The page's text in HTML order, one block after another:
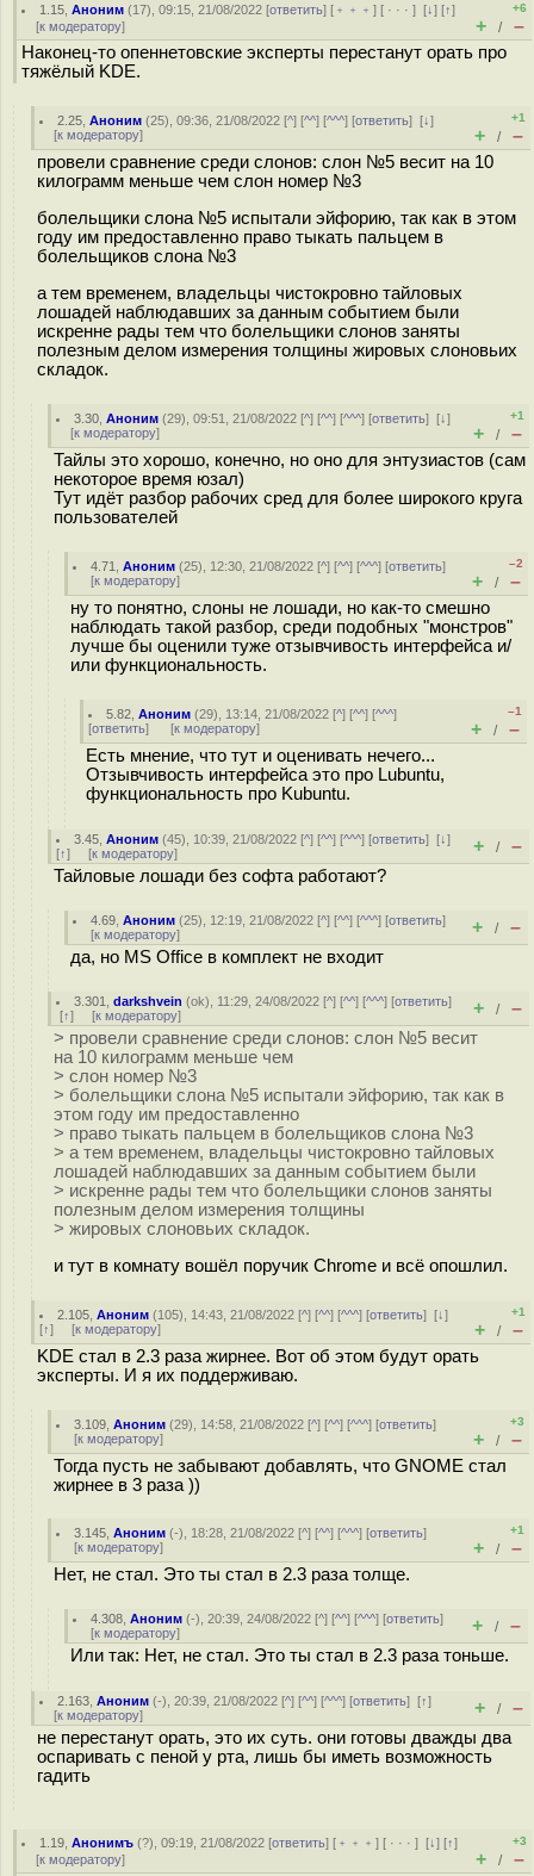
1.15 ,Аноним (17), 09:15, 21/08/2022 [ответить] [ ﹢﹢﹢] [ · · ·][↓] [↑]
[к модератору]
+6
+ / –
Наконец-то опеннетовские эксперты перестанут орать про
тяжёлый KDE.
2.25 ,Аноним (25), 09:36, 21/08/2022 [^] [^^] [^^^] [ответить][↓]
[к модератору]
+1
+ / –
провели сравнение среди слонов: слон №5 весит на 10
килограмм меньше чем слон номер №3
болельщики слона №5 испытали эйфорию, так как в этом
году им предоставленно право тыкать пальцем в
болельщиков слона №3
а тем временем, владельцы чистокровно тайловых
лошадей наблюдавших за данным событием были
искренне рады тем что болельщики слонов заняты
полезным делом измерения толщины жировых слоновьих
складок.
3.30 ,Аноним (29), 09:51, 21/08/2022 [^] [^^] [^^^] [ответить][↓]
[к модератору]
+1
+ / –
Тайлы это хорошо, конечно, но оно для энтузиастов (сам
некоторое время юзал)
Тут идёт разбор рабочих сред для более широкого круга
пользователей
4.71 ,Аноним (25), 12:30, 21/08/2022 [^] [^^] [^^^] [ответить]
[к модератору]
–2
+ / –
ну то понятно, слоны не лошади, но как-то смешно
наблюдать такой разбор, среди подобных "монстров"
лучше бы оценили туже отзывчивость интерфейса и/
или функциональность.
5.82 ,Аноним (29), 13:14, 21/08/2022 [^] [^^] [^^^]
[ответить] [к модератору]
–1
+ / –
Есть мнение, что тут и оценивать нечего...
Отзывчивость интерфейса это про Lubuntu,
функциональность про Kubuntu.
3.45 ,Аноним (45), 10:39, 21/08/2022 [^] [^^] [^^^] [ответить][↓]
[↑] [к модератору] + / –
Тайловые лошади без софта работают?
4.69 ,Аноним (25), 12:19, 21/08/2022 [^] [^^] [^^^] [ответить]
[к модератору] + / –
да, но MS Office в комплект не входит
3.301 ,darkshvein (ok), 11:29, 24/08/2022 [^] [^^] [^^^] [ответить]
[↑] [к модератору] + / –
> провели сравнение среди слонов: слон №5 весит
на 10 килограмм меньше чем
> слон номер №3
> болельщики слона №5 испытали эйфорию, так как в
этом году им предоставленно
> право тыкать пальцем в болельщиков слона №3
> а тем временем, владельцы чистокровно тайловых
лошадей наблюдавших за данным событием были
> искренне рады тем что болельщики слонов заняты
полезным делом измерения толщины
> жировых слоновьих складок.
и тут в комнату вошёл поручик Chrome и всё опошлил.
2.105 ,Аноним (105), 14:43, 21/08/2022 [^] [^^] [^^^] [ответить][↓]
[↑] [к модератору]
+1
+ / –
KDE стал в 2.3 раза жирнее. Вот об этом будут орать
эксперты. И я их поддерживаю.
3.109 ,Аноним (29), 14:58, 21/08/2022 [^] [^^] [^^^] [ответить]
[к модератору]
+3
+ / –
Тогда пусть не забывают добавлять, что GNOME стал
жирнее в 3 раза ))
3.145 ,Аноним (-), 18:28, 21/08/2022 [^] [^^] [^^^] [ответить]
[к модератору]
+1
+ / –
Нет, не стал. Это ты стал в 2.3 раза толще.
4.308 ,Аноним (-), 20:39, 24/08/2022 [^] [^^] [^^^] [ответить]
[к модератору] + / –
Или так: Нет, не стал. Это ты стал в 2.3 раза тоньше.
2.163 ,Аноним (-), 20:39, 21/08/2022 [^] [^^] [^^^] [ответить][↑]
[к модератору] + / –
не перестанут орать, это их суть. они готовы дважды два
оспаривать с пеной у рта, лишь бы иметь возможность
гадить
1.19 ,Анонимъ (?), 09:19, 21/08/2022 [ответить] [ ﹢﹢﹢] [ · · ·][↓] [↑]
[к модератору]
+3
+ / –